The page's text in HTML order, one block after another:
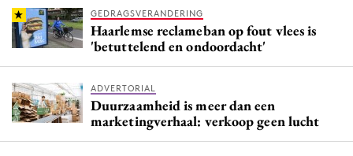
GEDRAGSVERANDERING
Haarlemse reclameban op fout vlees is
'betuttelend en ondoordacht'
ADVERTORIAL
Duurzaamheid is meer dan een
marketingverhaal: verkoop geen lucht